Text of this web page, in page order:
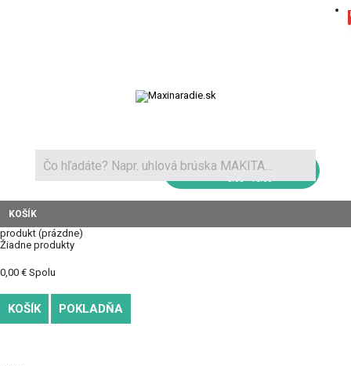
+421 904 111 100
8:00 - 16:00
KOŠÍK
produkt (prázdne)
Žiadne produkty
0,00 € Spolu
KOŠÍK POKLADŇA